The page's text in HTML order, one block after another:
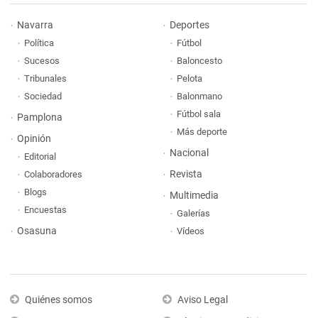
Navarra
Política
Sucesos
Tribunales
Sociedad
Pamplona
Opinión
Editorial
Colaboradores
Blogs
Encuestas
Osasuna
Deportes
Fútbol
Baloncesto
Pelota
Balonmano
Fútbol sala
Más deporte
Nacional
Revista
Multimedia
Galerías
Vídeos
Quiénes somos
Aviso Legal